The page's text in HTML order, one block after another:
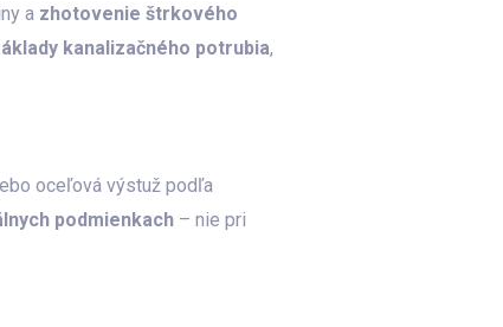
a zhotovenie štrkového
kanalizačného potrubia,
oceľová výstuž podľa
podmienkach– nie pri